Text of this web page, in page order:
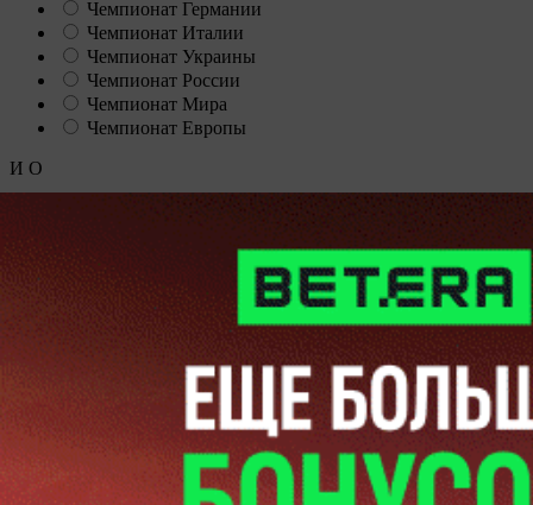
Чемпионат Германии
Чемпионат Италии
Чемпионат Украины
Чемпионат России
Чемпионат Мира
Чемпионат Европы
И О
14 33
МЛ Витебск
Ислочь
Показать больше Скрыть
Динамо Брест